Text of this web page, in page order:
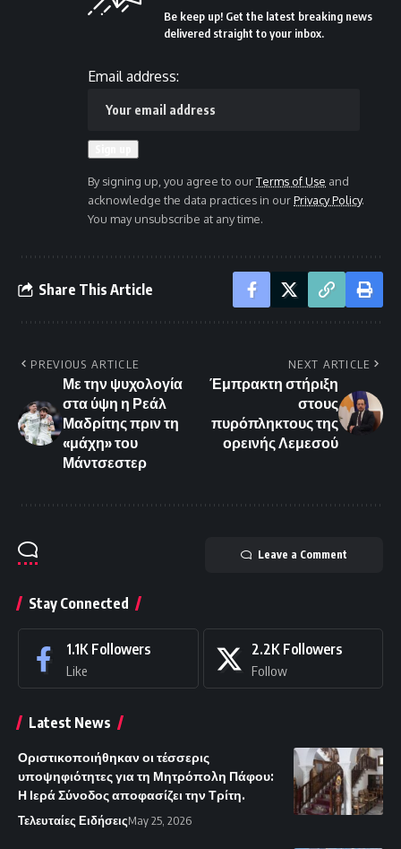
Be keep up! Get the latest breaking news
delivered straight to your inbox.
Email address:
By signing up, you agree to ourTerms of Use and
acknowledge the data practices in ourPrivacy Policy.
You may unsubscribe at any time.
Share This Article
PREVIOUS ARTICLE
Με την ψυχολογία
στα ύψη η Ρεάλ
Μαδρίτης πριν τη
«μάχη» του
Μάντσεστερ
NEXT ARTICLE
Έμπρακτη στήριξη
στους
πυρόπληκτους της
ορεινής Λεμεσού
Leave a Comment
Stay Connected
1.1K Followers
Like
2.2K Followers
Follow
Latest News
Οριστικοποιήθηκαν οι τέσσερις
υποψηφιότητες για τη Μητρόπολη Πάφου:
Η Ιερά Σύνοδος αποφασίζει την Τρίτη.
Τελευταίες ΕιδήσειςMay 25, 2026